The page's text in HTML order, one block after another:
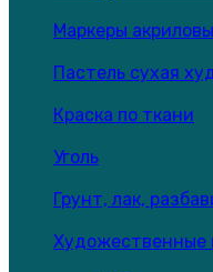
Маркеры
Пастель сухая
Краска по ткани
Уголь
Грунт, лак,
Художественные